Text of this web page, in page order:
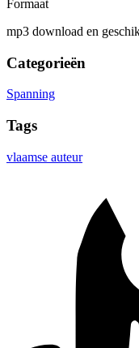
Formaat
mp3 download en
Categorieën
Spanning
Tags
vlaamse auteur